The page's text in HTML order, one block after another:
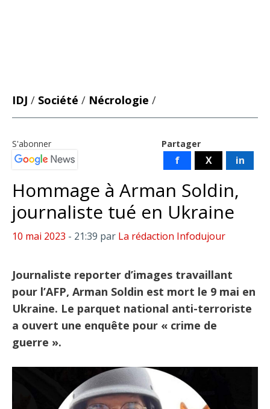
IDJ / Société / Nécrologie /
Partager
f X in
S'abonner
Hommage à Arman Soldin,
journaliste tué en Ukraine
10 mai 2023 - 21:39 par La rédaction Infodujour
Journaliste reporter d’images travaillant
pour l’AFP, Arman Soldin est mort le 9 mai en
Ukraine. Le parquet national anti-terroriste
a ouvert une enquête pour « crime de
guerre ».